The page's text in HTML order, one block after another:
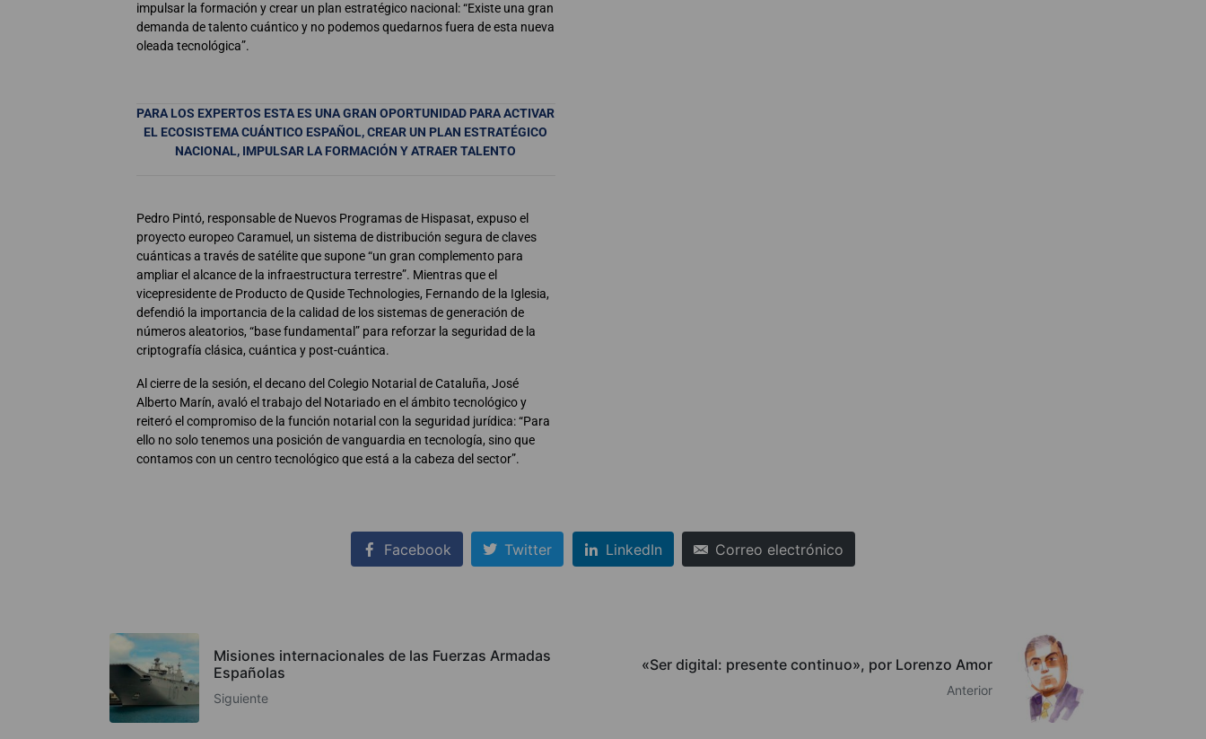
impulsar la formación y crear un plan estratégico nacional: “Existe una gran
demanda de talento cuántico y no podemos quedarnos fuera de esta nueva
oleada tecnológica”.
PARA LOS EXPERTOS ESTA ES UNA GRAN OPORTUNIDAD PARA ACTIVAR
EL ECOSISTEMA CUÁNTICO ESPAÑOL, CREAR UN PLAN ESTRATÉGICO
NACIONAL, IMPULSAR LA FORMACIÓN Y ATRAER TALENTO
Pedro Pintó, responsable de Nuevos Programas de Hispasat, expuso el
proyecto europeo Caramuel, un sistema de distribución segura de claves
cuánticas a través de satélite que supone “un gran complemento para
ampliar el alcance de la infraestructura terrestre”. Mientras que el
vicepresidente de Producto de Quside Technologies, Fernando de la Iglesia,
defendió la importancia de la calidad de los sistemas de generación de
números aleatorios, “base fundamental” para reforzar la seguridad de la
criptografía clásica, cuántica y post-cuántica.
Al cierre de la sesión, el decano del Colegio Notarial de Cataluña, José
Alberto Marín, avaló el trabajo del Notariado en el ámbito tecnológico y
reiteró el compromiso de la función notarial con la seguridad jurídica: “Para
ello no solo tenemos una posición de vanguardia en tecnología, sino que
contamos con un centro tecnológico que está a la cabeza del sector”.
Facebook Twitter LinkedIn Correo electrónico
Misiones internacionales de las Fuerzas Armadas
Españolas
Siguiente
«Ser digital: presente continuo», por Lorenzo Amor
Anterior